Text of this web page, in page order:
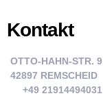
Kontakt
OTTO-HAHN-STR. 9
42897 REMSCHEID
+49 21914494031